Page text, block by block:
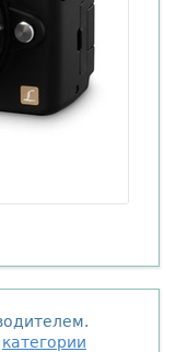
категории